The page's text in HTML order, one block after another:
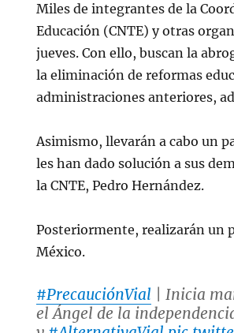
Miles de integrantes de la
Educación (CNTE) y otras
jueves. Con ello, buscan la
la eliminación de reformas
administraciones anteriores,
Asimismo, llevarán a cabo un
les han dado solución a sus
la CNTE, Pedro Hernández.
Posteriormente, realizarán un
México.
#PrecauciónVial | Inicia
el Ángel de la